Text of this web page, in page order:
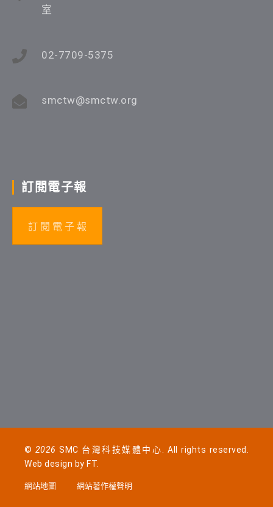
室
02-7709-5375
smctw@smctw.org
訂閱電子報
訂 閱 電 子 報
© 2026 SMC 台灣科技媒體中心. All rights reserved.
Web design by FT
網站地圖 網站著作權聲明